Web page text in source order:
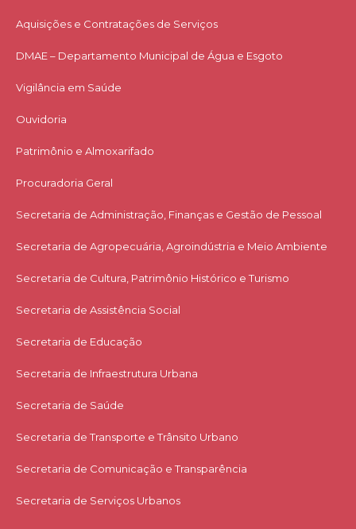
Aquisições e Contratações de Serviços​
DMAE – Departamento Municipal de Água e Esgoto
Vigilância em Saúde
Ouvidoria
Patrimônio e Almoxarifado
Procuradoria Geral
Secretaria de Administração, Finanças e Gestão de Pessoal
Secretaria de Agropecuária, Agroindústria e Meio Ambiente
Secretaria de Cultura, Patrimônio Histórico e Turismo
Secretaria de Assistência Social
Secretaria de Educação
Secretaria de Infraestrutura Urbana
Secretaria de Saúde
Secretaria de Transporte e Trânsito Urbano
Secretaria de Comunicação e Transparência
Secretaria de Serviços Urbanos